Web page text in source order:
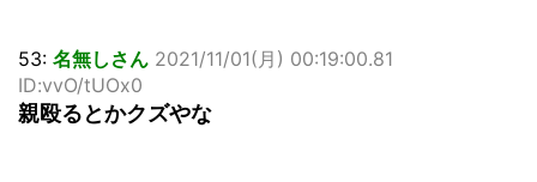
53: 名無しさん 2021/11/01(月) 00:19:00.81
ID:vvO/tUOx0
親殴るとかクズやな